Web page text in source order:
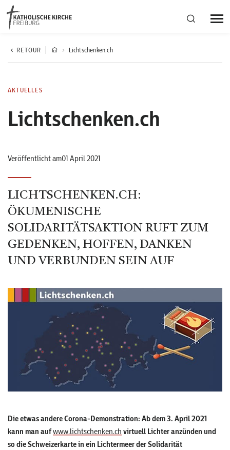
Bistumsregion Deutschfreiburg
Kirchliches Leben
Aktuelles
RETOUR Lichtschenken.ch
AKTUELLES
Lichtschenken.ch
Veröffentlicht am01 April 2021
LICHTSCHENKEN.CH:
ÖKUMENISCHE
SOLIDARITÄTSAKTION RUFT ZUM
GEDENKEN, HOFFEN, DANKEN
UND VERBUNDEN SEIN AUF
Die etwas andere Corona-Demonstration: Ab dem 3. April 2021
kann man aufwww.lichtschenken.ch virtuell Lichter anzünden und
so die Schweizerkarte in ein Lichtermeer der Solidarität